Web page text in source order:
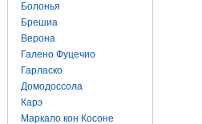
Болонья
Брешиа
Верона
Галено Фуцечио
Гарласко
Домодоссола
Карэ
Маркало кон Косоне